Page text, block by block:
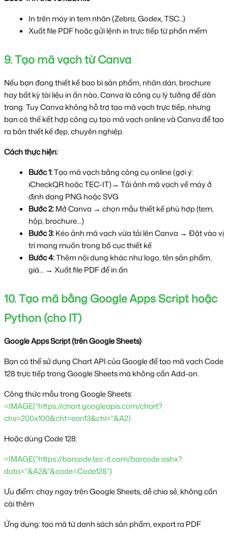
In trên máy in tem nhãn (Zebra, Godex, TSC…)
Xuất file PDF hoặc gửi lệnh in trực tiếp từ phần mềm
9. Tạo mã vạch từ Canva
Nếu bạn đang thiết kế bao bì sản phẩm, nhãn dán, brochure
hay bất kỳ tài liệu in ấn nào, Canva là công cụ lý tưởng để dàn
trang. Tuy Canva không hỗ trợ tạo mã vạch trực tiếp, nhưng
bạn có thể kết hợp công cụ tạo mã vạch online và Canva để tạo
ra bản thiết kế đẹp, chuyên nghiệp.
Cách thực hiện:
Bước 1: Tạo mã vạch bằng công cụ online (gợi ý:
iCheckQR hoặc TEC-IT)→ Tải ảnh mã vạch về máy ở
định dạng PNG hoặc SVG
Bước 2: Mở Canva → chọn mẫu thiết kế phù hợp (tem,
hộp, brochure...)
Bước 3: Kéo ảnh mã vạch vừa tải lên Canva → Đặt vào vị
trí mong muốn trong bố cục thiết kế
Bước 4: Thêm nội dung khác như logo, tên sản phẩm,
giá... → Xuất file PDF để in ấn
10. Tạo mã bằng Google Apps Script hoặc
Python (cho IT)
Google Apps Script (trên Google Sheets)
Bạn có thể sử dụng Chart API của Google để tạo mã vạch Code
128 trực tiếp trong Google Sheets mà không cần Add-on.
=IMAGE("https://chart.googleapis.com/chart?
chs=200x100&cht=ean13&chl="&A2)
Hoặc dùng Code 128:
=IMAGE("https://barcode.tec-it.com/barcode.ashx?
data="&A2&"&code=Code128")
Ưu điểm: chạy ngay trên Google Sheets, dễ chia sẻ, không cần
cài thêm
Ứng dụng: tạo mã từ danh sách sản phẩm, export ra PDF